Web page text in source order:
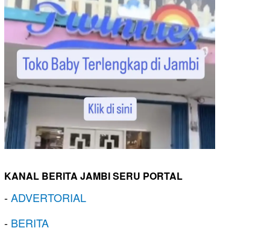
KANAL BERITA JAMBI SERU PORTAL
-ADVERTORIAL
- BERITA